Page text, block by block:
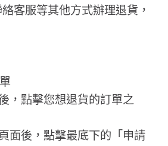
客服等其他方式辦理退貨，
，點擊您想退貨的訂單之
面後，點擊最底下的「申請